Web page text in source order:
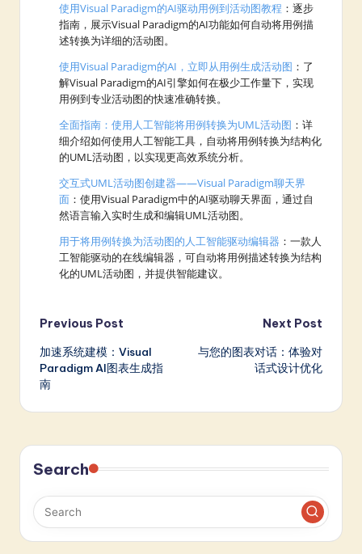
使用Visual Paradigm的AI驱动用例到活动图教程 ：逐步
指南，展示Visual Paradigm的AI功能如何自动将用例描
述转换为详细的活动图。
使用Visual Paradigm的AI，立即从用例生成活动图 ：了
解Visual Paradigm的AI引擎如何在极少工作量下，实现
用例到专业活动图的快速准确转换。
全面指南：使用人工智能将用例转换为UML活动图 ：详
细介绍如何使用人工智能工具，自动将用例转换为结构化
的UML活动图，以实现更高效系统分析。
交互式UML活动图创建器——Visual Paradigm聊天界
面 ：使用Visual Paradigm中的AI驱动聊天界面，通过自
然语言输入实时生成和编辑UML活动图。
用于将用例转换为活动图的人工智能驱动编辑器 ：一款人
工智能驱动的在线编辑器，可自动将用例描述转换为结构
化的UML活动图，并提供智能建议。
Post
navigation
Previous Post
加速系统建模：Visual
Paradigm AI图表生成指
南
Next Post
与您的图表对话：体验对
话式设计优化
Search